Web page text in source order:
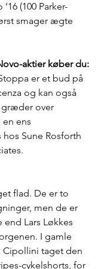
(100 Parker-
smager ægte
aktier køber du:
er et bud på
og kan også
græder over
ens
hos Sune Rosforth
flad. De er to
men de er
Lars Løkkes
I gamle
Cipollini taget den
cykelshorts, for